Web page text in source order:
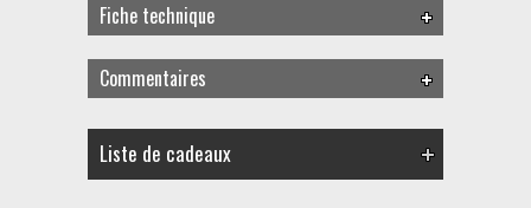
Fiche technique
Commentaires
Liste de cadeaux